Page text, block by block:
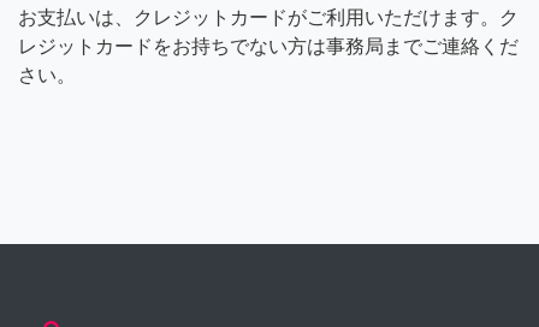
お支払いは、クレジットカードがご利用いただけます。ク
レジットカードをお持ちでない方は事務局までご連絡くだ
さい。